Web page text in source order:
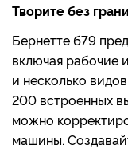
Творите без
Бернетте б79
включая рабочие
и несколько
200 встроенных
можно
машины.